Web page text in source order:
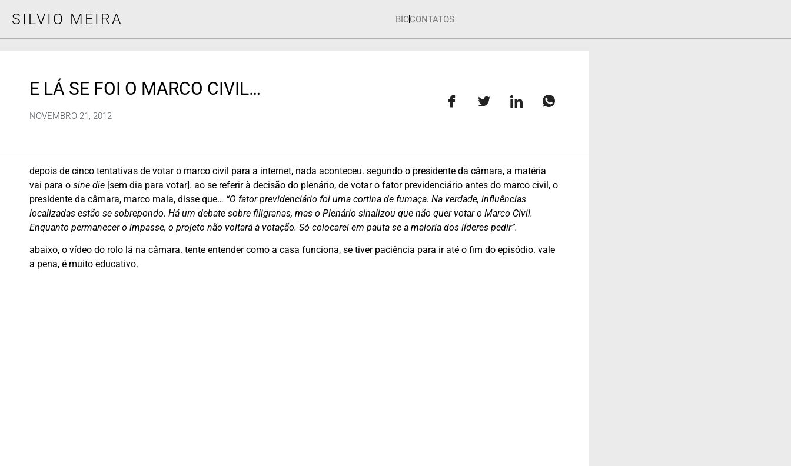
SILVIO MEIRA BIOCONTATOS
E LÁ SE FOI O MARCO CIVIL…
NOVEMBRO 21, 2012
depois de cinco tentativas de votar o marco civil para a internet, nada aconteceu. segundo o presidente da câmara, a matéria
vai para o sine die [sem dia para votar]. ao se referir à decisão do plenário, de votar o fator previdenciário antes do marco civil, o
presidente da câmara, marco maia, disse que… “O fator previdenciário foi uma cortina de fumaça. Na verdade, influências
localizadas estão se sobrepondo. Há um debate sobre filigranas, mas o Plenário sinalizou que não quer votar o Marco Civil.
Enquanto permanecer o impasse, o projeto não voltará à votação. Só colocarei em pauta se a maioria dos líderes pedir”.
abaixo, o vídeo do rolo lá na câmara. tente entender como a casa funciona, se tiver paciência para ir até o fim do episódio. vale
a pena, é muito educativo.